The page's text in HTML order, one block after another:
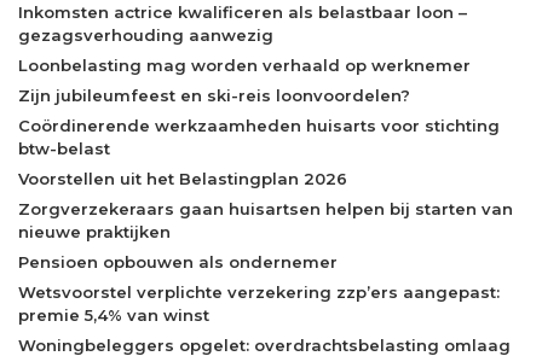
Inkomsten actrice kwalificeren als belastbaar loon –
gezagsverhouding aanwezig
Loonbelasting mag worden verhaald op werknemer
Zijn jubileumfeest en ski-reis loonvoordelen?
Coördinerende werkzaamheden huisarts voor stichting
btw-belast
Voorstellen uit het Belastingplan 2026
Zorgverzekeraars gaan huisartsen helpen bij starten van
nieuwe praktijken
Pensioen opbouwen als ondernemer
Wetsvoorstel verplichte verzekering zzp’ers aangepast:
premie 5,4% van winst
Woningbeleggers opgelet: overdrachtsbelasting omlaag